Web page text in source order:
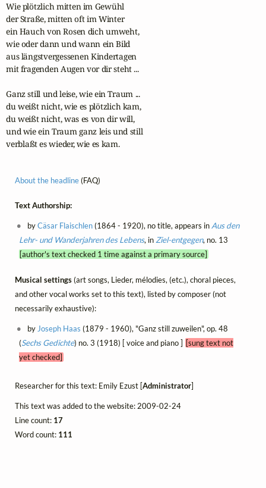
Wie plötzlich mitten im Gewühl
der Straße, mitten oft im Winter
ein Hauch von Rosen dich umweht,
wie oder dann und wann ein Bild
aus längstvergessenen Kindertagen
mit fragenden Augen vor dir steht ...
Ganz still und leise, wie ein Traum ...
du weißt nicht, wie es plötzlich kam,
du weißt nicht, was es von dir will,
und wie ein Traum ganz leis und still
verblaßt es wieder, wie es kam.
About the headline(FAQ)
Text Authorship:
byCäsar Flaischlen(1864 - 1920), no title, appears in Aus den
Lehr- und Wanderjahren des Lebens, in Ziel-entgegen, no. 13
[author's text checked 1 time against a primary source]
Musical settings(art songs, Lieder, mélodies, (etc.), choral pieces,
and other vocal works set to this text), listed by composer (not
necessarily exhaustive):
by Joseph Haas (1879 - 1960), "Ganz still zuweilen", op. 48
(Sechs Gedichte) no. 3 (1918) [ voice and piano ] [sung text not
yet checked]
Researcher for this text: Emily Ezust [Administrator]
This text was added to the website: 2009-02-24
Line count: 17
Word count: 111